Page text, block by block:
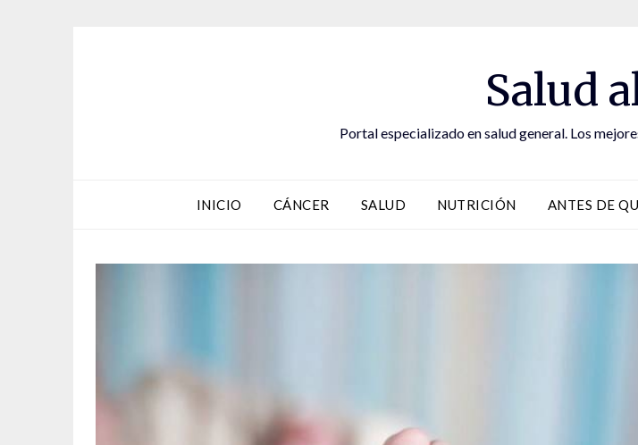
Salud
Portal especializado en salud general. Los
INICIO CÁNCER SALUD NUTRICIÓN ANTES DE